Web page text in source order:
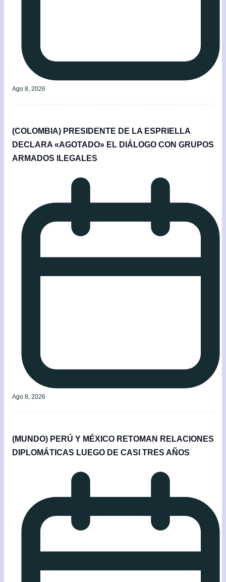
Ago 8, 2026
(COLOMBIA) PRESIDENTE DE LA ESPRIELLA
DECLARA «AGOTADO» EL DIÁLOGO CON GRUPOS
ARMADOS ILEGALES
Ago 8, 2026
(MUNDO) PERÚ Y MÉXICO RETOMAN RELACIONES
DIPLOMÁTICAS LUEGO DE CASI TRES AÑOS